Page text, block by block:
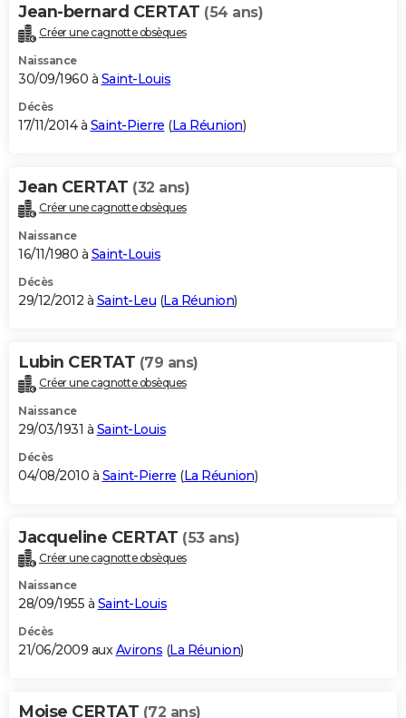
Jean-bernard CERTAT (54 ans)
Créer une cagnotte obsèques
Naissance
30/09/1960 à Saint-Louis
Décès
17/11/2014 à Saint-Pierre (La Réunion)
Jean CERTAT (32 ans)
Créer une cagnotte obsèques
Naissance
16/11/1980 à Saint-Louis
Décès
29/12/2012 à Saint-Leu (La Réunion)
Lubin CERTAT (79 ans)
Créer une cagnotte obsèques
Naissance
29/03/1931 à Saint-Louis
Décès
04/08/2010 à Saint-Pierre (La Réunion)
Jacqueline CERTAT (53 ans)
Créer une cagnotte obsèques
Naissance
28/09/1955 à Saint-Louis
Décès
21/06/2009 auxAvirons (La Réunion)
Moise CERTAT (72 ans)